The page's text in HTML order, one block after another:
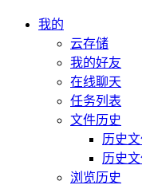
我的
云存储
我的好友
在线聊天
任务列表
文件历史
历史
历史
浏览历史